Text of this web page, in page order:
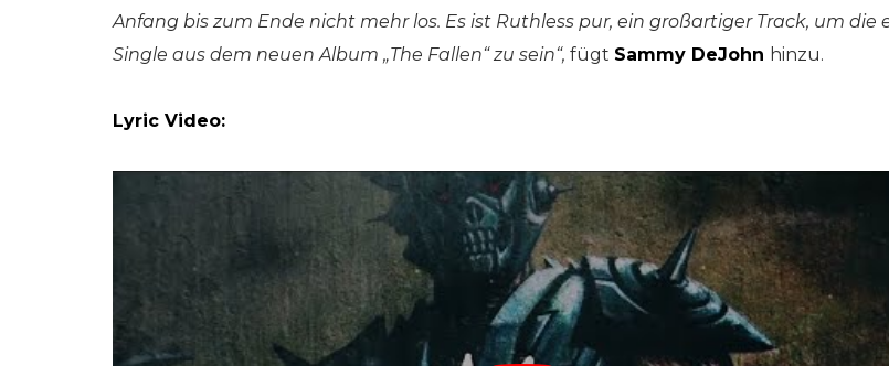
Anfang bis zum Ende nicht mehr los. Es ist Ruthless pur, ein großartiger Track, um die
Single aus dem neuen Album „The Fallen“ zu sein“, fügt Sammy DeJohn hinzu.
Lyric Video: